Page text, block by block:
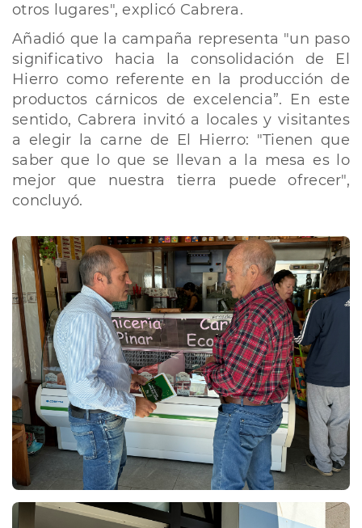
otros lugares", explicó Cabrera.
Añadió que la campaña representa "un paso
significativo hacia la consolidación de El
Hierro como referente en la producción de
productos cárnicos de excelencia”. En este
sentido, Cabrera invitó a locales y visitantes
a elegir la carne de El Hierro: "Tienen que
saber que lo que se llevan a la mesa es lo
mejor que nuestra tierra puede ofrecer",
concluyó.